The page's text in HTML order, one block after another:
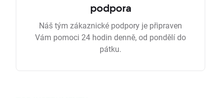
podpora
Náš tým zákaznické podpory je připraven
Vám pomoci 24 hodin denně, od pondělí do
pátku.